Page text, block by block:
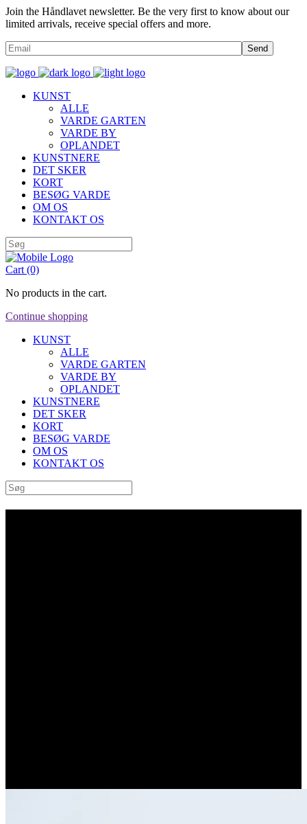
Join the Håndlavet newsletter. Be the very first to know about our
limited arrivals, receive special offers and more.
Send
KUNST
ALLE
VARDE GARTEN
VARDE BY
OPLANDET
KUNSTNERE
DET SKER
KORT
BESØG VARDE
OM OS
KONTAKT OS
Cart (0)
No products in the cart.
Continue shopping
KUNST
ALLE
VARDE GARTEN
VARDE BY
OPLANDET
KUNSTNERE
DET SKER
KORT
BESØG VARDE
OM OS
KONTAKT OS